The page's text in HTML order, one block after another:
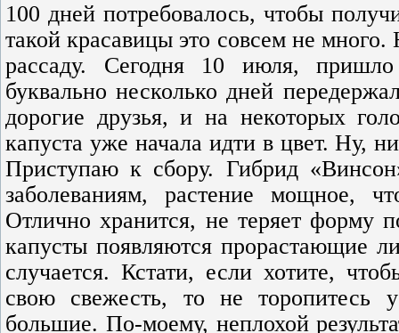
100 дней потребовалось, чтобы
такой красавицы это совсем не
рассаду. Сегодня 10 июля,
буквально несколько дней
дорогие друзья, и на некоторых
капуста уже начала идти в цвет. Ну,
Приступаю к сбору. Гибрид
заболеваниям, растение мощное,
Отлично хранится, не теряет форму
капусты появляются прорастающие
случается. Кстати, если хотите,
свою свежесть, то не торопитесь
большие. По-моему, неплохой